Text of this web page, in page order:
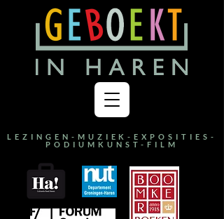
LEZINGEN-MUZIEK-EXPOSITIES-
PODIUMKUNST-FILM